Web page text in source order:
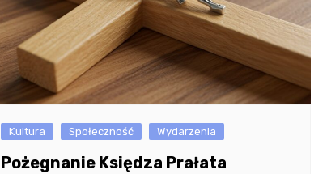
Kultura Społeczność Wydarzenia
Pożegnanie Księdza Prałata